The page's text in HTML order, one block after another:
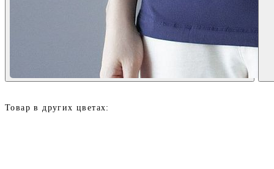
Товар в других цветах: